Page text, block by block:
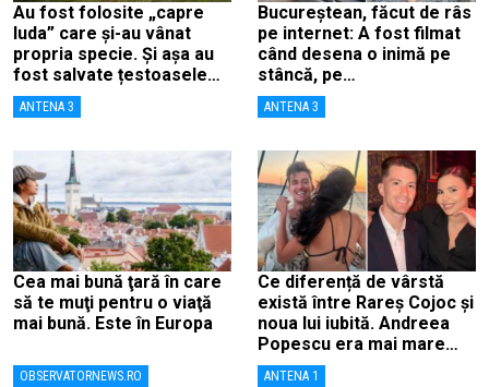
Au fost folosite „capre
Iuda” care și-au vânat
propria specie. Și așa au
fost salvate țestoasele
de Galapagos
ANTENA 3
Bucureștean, făcut de râs
pe internet: A fost filmat
când desena o inimă pe
stâncă, pe
Transfăgărășan: „Anna,
ține-ți prostul acasă”
ANTENA 3
Cea mai bună ţară în care
să te muţi pentru o viaţă
mai bună. Este în Europa
OBSERVATORNEWS.RO
Ce diferență de vârstă
există între Rareș Cojoc și
noua lui iubită. Andreea
Popescu era mai mare
decât el
ANTENA 1